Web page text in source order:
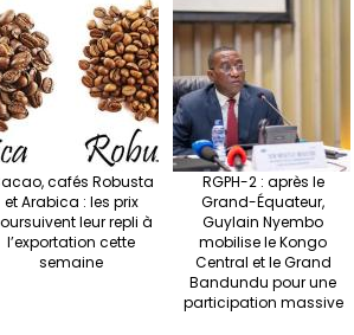
cafés Robusta
et Arabica : les prix
leur repli à
l’exportation cette
semaine
RGPH-2 : après le
Grand-Équateur,
Guylain Nyembo
mobilise le Kongo
Central et le Grand
Bandundu pour une
participation massive